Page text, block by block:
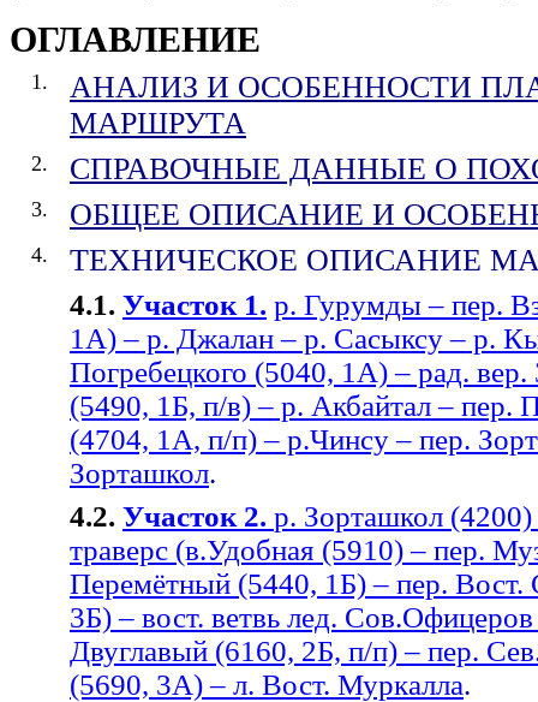
ОГЛАВЛЕНИЕ
1.
АНАЛИЗ И ОСОБЕННОСТИ
МАРШРУТА
2. СПРАВОЧНЫЕ ДАННЫЕ О
3. ОБЩЕЕ ОПИСАНИЕ И
4. ТЕХНИЧЕСКОЕ ОПИСАНИЕ
4.1. Участок 1. р. Гурумды – пер.
1А) – р. Джалан – р. Сасыксу – р.
Погребецкого (5040, 1А) – рад. вер.
(5490, 1Б, п/в) – р. Акбайтал – пер.
(4704, 1А, п/п) – р.Чинсу – пер.
Зорташкол.
4.2. Участок 2. р. Зорташкол
траверс (в.Удобная (5910) – пер.
Перемётный (5440, 1Б) – пер.
3Б) – вост. ветвь лед.
Двуглавый (6160, 2Б, п/п) – пер.
(5690, 3А) – л. Вост. Муркалла.